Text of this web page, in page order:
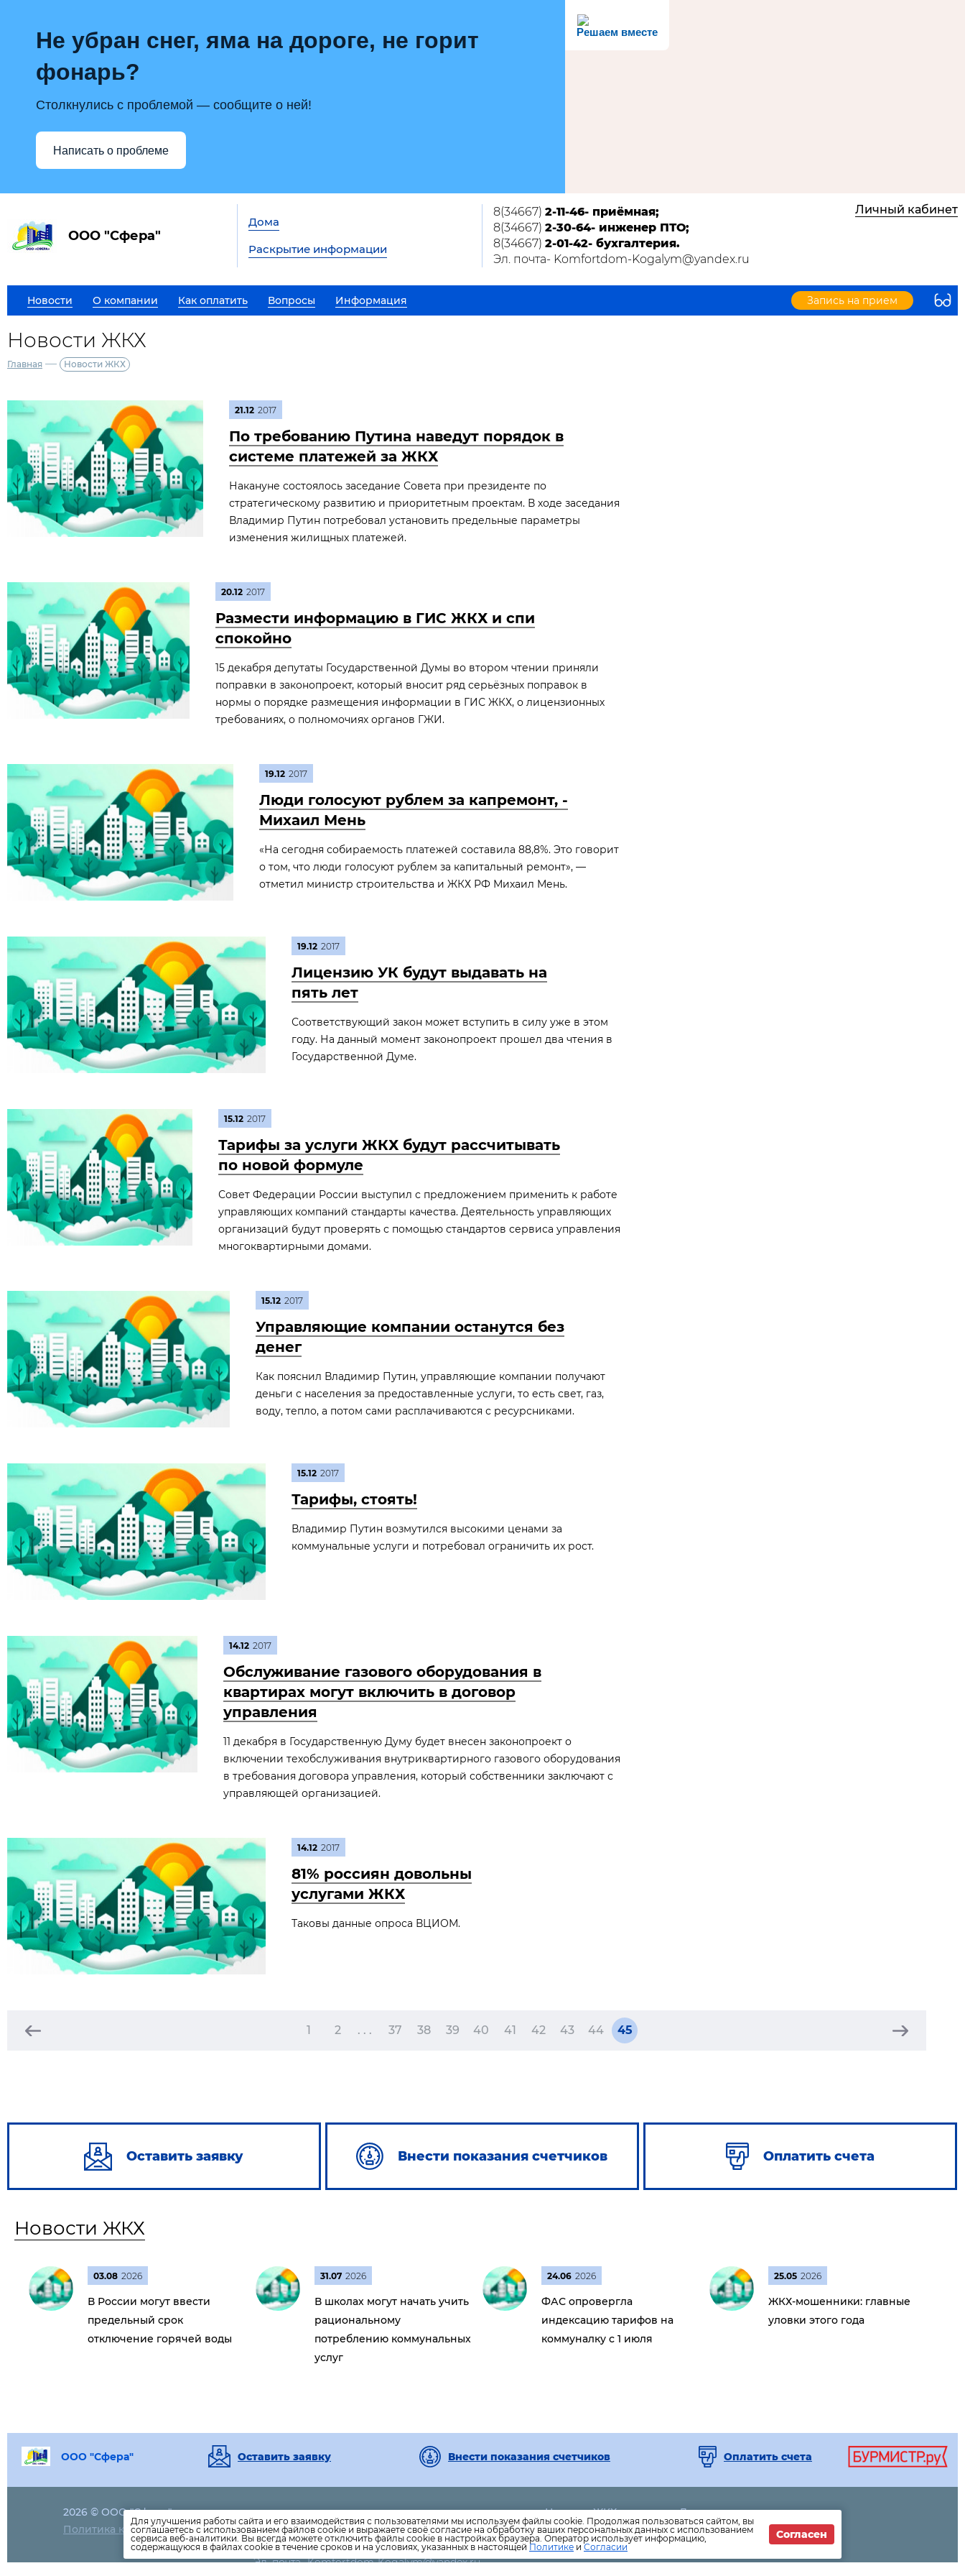
Решаем вместе
Не убран снег, яма на дороге, не горит
фонарь?
Столкнулись с проблемой — сообщите о ней!
Написать о проблеме
ООО "Сфера"
Дома
Раскрытие информации
8(34667) 2-11-46- приёмная;
8(34667) 2-30-64- инженер ПТО;
8(34667) 2-01-42- бухгалтерия.
Эл. почта- Komfortdom-Kogalym@yandex.ru
Личный кабинет
Новости О компании Как оплатить Вопросы Информация Запись на прием
Новости ЖКХ
Главная — Новости ЖКХ
21.12 2017
По требованию Путина наведут порядок в
системе платежей за ЖКХ
Накануне состоялось заседание Совета при президенте по
стратегическому развитию и приоритетным проектам. В ходе заседания
Владимир Путин потребовал установить предельные параметры
изменения жилищных платежей.
20.12 2017
Размести информацию в ГИС ЖКХ и спи
спокойно
15 декабря депутаты Государственной Думы во втором чтении приняли
поправки в законопроект, который вносит ряд серьёзных поправок в
нормы о порядке размещения информации в ГИС ЖКХ, о лицензионных
требованиях, о полномочиях органов ГЖИ.
19.12 2017
Люди голосуют рублем за капремонт, -
Михаил Мень
«На сегодня собираемость платежей составила 88,8%. Это говорит
о том, что люди голосуют рублем за капитальный ремонт», —
отметил министр строительства и ЖКХ РФ Михаил Мень.
19.12 2017
Лицензию УК будут выдавать на
пять лет
Соответствующий закон может вступить в силу уже в этом
году. На данный момент законопроект прошел два чтения в
Государственной Думе.
15.12 2017
Тарифы за услуги ЖКХ будут рассчитывать
по новой формуле
Совет Федерации России выступил с предложением применить к работе
управляющих компаний стандарты качества. Деятельность управляющих
организаций будут проверять с помощью стандартов сервиса управления
многоквартирными домами.
15.12 2017
Управляющие компании останутся без
денег
Как пояснил Владимир Путин, управляющие компании получают
деньги с населения за предоставленные услуги, то есть свет, газ,
воду, тепло, а потом сами расплачиваются с ресурсниками.
15.12 2017
Тарифы, стоять!
Владимир Путин возмутился высокими ценами за
коммунальные услуги и потребовал ограничить их рост.
14.12 2017
Обслуживание газового оборудования в
квартирах могут включить в договор
управления
11 декабря в Государственную Думу будет внесен законопроект о
включении техобслуживания внутриквартирного газового оборудования
в требования договора управления, который собственники заключают с
управляющей организацией.
14.12 2017
81% россиян довольны
услугами ЖКХ
Таковы данные опроса ВЦИОМ.
1 2 . . . 37 38 39 40 41 42 43 44 45
Оставить заявку Внести показания счетчиков Оплатить счета
Новости ЖКХ
03.08 2026
В России могут ввести
предельный срок
отключение горячей воды
31.07 2026
В школах могут начать учить
рациональному
потреблению коммунальных
услуг
24.06 2026
ФАС опровергла
индексацию тарифов на
коммуналку с 1 июля
25.05 2026
ЖКХ-мошенники: главные
уловки этого года
ООО "Сфера" Оставить заявку Внести показания счетчиков Оплатить счета
2026 © ООО "Сфера"
Политика конфиденциальности
2-11-46- приёмная;
8(34667)2-30-64- инженер ПТО;
8(34667)2-01-42- бухгалтерия.
Эл. почта- Komfortdom-Kogalym@yandex.ru
Новости ЖКХ
Новости компании
Как оплатить
Дома
Раскрытие информации
Вопросы
Для улучшения работы сайта и его взаимодействия с пользователями мы используем файлы cookie. Продолжая пользоваться сайтом, вы
соглашаетесь с использованием файлов cookie и выражаете своё согласие на обработку ваших персональных данных с использованием
сервиса веб-аналитики. Вы всегда можете отключить файлы cookie в настройках браузера. Оператор использует информацию,
содержащуюся в файлах cookie в течение сроков и на условиях, указанных в настоящей Политике и Согласии
Согласен